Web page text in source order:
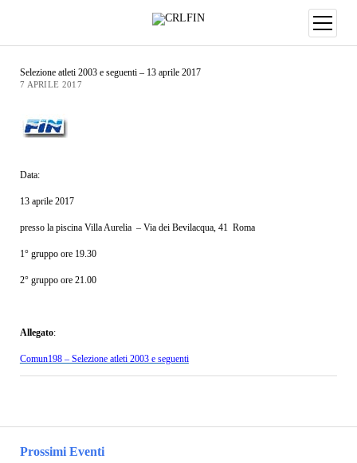
Prossimi Eventi
Selezione atleti 2003 e seguenti – 13 aprile 2017
7 APRILE 2017
Data:
13 aprile 2017
presso la piscina Villa Aurelia – Via dei Bevilacqua, 41 Roma
1° gruppo ore 19.30
2° gruppo ore 21.00
Allegato:
Comun198 – Selezione atleti 2003 e seguenti